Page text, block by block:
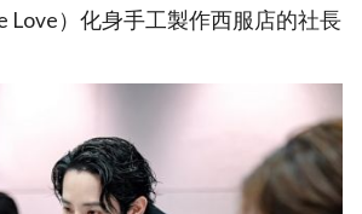
Love）化身手工製作西服店的社長